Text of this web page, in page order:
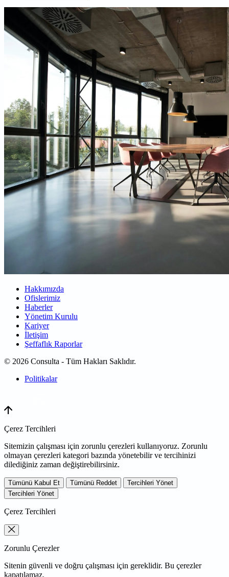
Hakkımızda
Ofislerimiz
Haberler
Yönetim Kurulu
Kariyer
İletişim
Şeffaflık Raporlar
© 2026 Consulta - Tüm Hakları Saklıdır.
Politikalar
Çerez Tercihleri
Sitemizin çalışması için zorunlu çerezleri kullanıyoruz. Zorunlu
olmayan çerezleri kategori bazında yönetebilir ve tercihinizi
dilediğiniz zaman değiştirebilirsiniz.
Tümünü Kabul Et Tümünü Reddet
Tercihleri Yönet
Tercihleri Yönet
Çerez Tercihleri
Zorunlu Çerezler
Sitenin güvenli ve doğru çalışması için gereklidir. Bu çerezler
kapatılamaz.